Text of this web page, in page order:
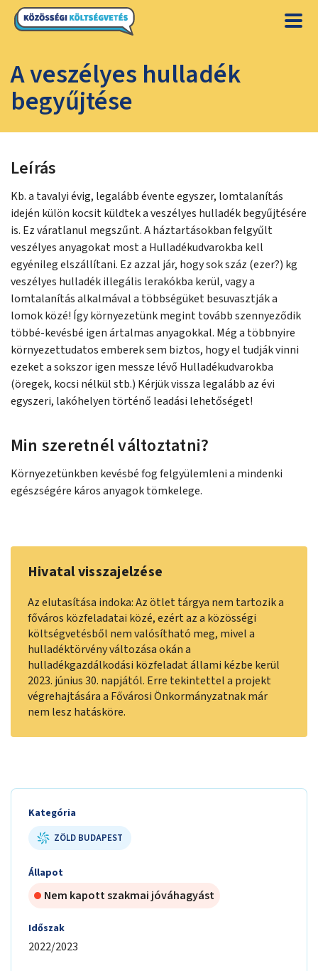
A veszélyes hulladék
begyűjtése
Leírás
Kb. a tavalyi évig, legalább évente egyszer, lomtalanítás
idején külön kocsit küldtek a veszélyes hulladék begyűjtésére
is. Ez váratlanul megszűnt. A háztartásokban felgyűlt
veszélyes anyagokat most a Hulladékudvarokba kell
egyénileg elszállítani. Ez azzal jár, hogy sok száz (ezer?) kg
veszélyes hulladék illegális lerakókba kerül, vagy a
lomtalanítás alkalmával a többségüket besuvasztják a
lomok közé! Így környezetünk megint tovább szennyeződik
többé-kevésbé igen ártalmas anyagokkal. Még a többnyire
környezettudatos emberek sem biztos, hogy el tudják vinni
ezeket a sokszor igen messze lévő Hulladékudvarokba
(öregek, kocsi nélkül stb.) Kérjük vissza legalább az évi
egyszeri, lakóhelyen történő leadási lehetőséget!
Min szeretnél változtatni?
Környezetünkben kevésbé fog felgyülemleni a mindenki
egészségére káros anyagok tömkelege.
Hivatal visszajelzése
Az elutasítása indoka: Az ötlet tárgya nem tartozik a
főváros közfeladatai közé, ezért az a közösségi
költségvetésből nem valósítható meg, mivel a
hulladéktörvény változása okán a
hulladékgazdálkodási közfeladat állami kézbe kerül
2023. június 30. napjától. Erre tekintettel a projekt
végrehajtására a Fővárosi Önkormányzatnak már
nem lesz hatásköre.
Kategória
ZÖLD BUDAPEST
Állapot
Nem kapott szakmai jóváhagyást
Időszak
2022/2023